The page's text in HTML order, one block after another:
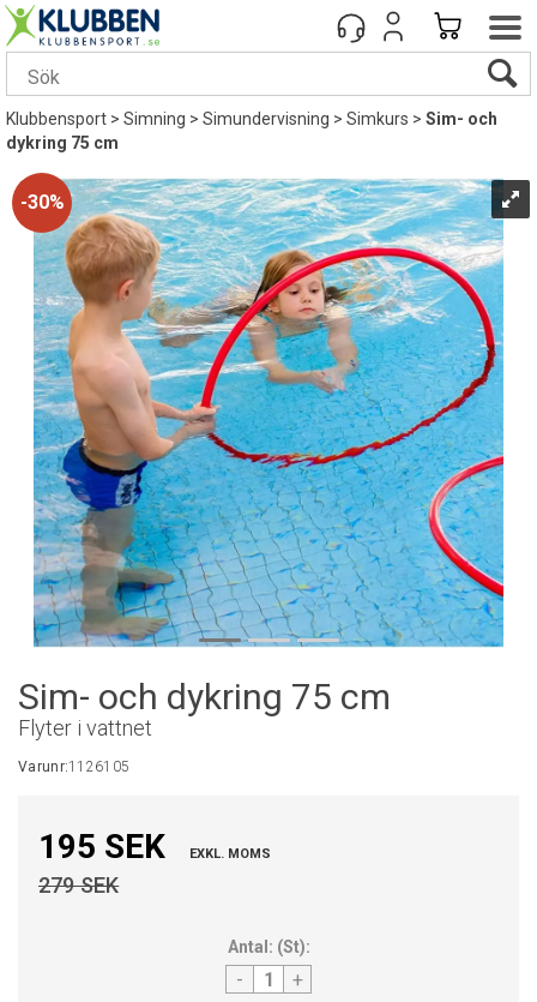
Klubbensport>Simning>Simundervisning>Simkurs>Sim- och
dykring 75 cm
30%
Sim- och dykring 75 cm
Flyter i vattnet
Varunr:1126105
195 SEK EXKL. MOMS
279 SEK
Antal: (St):
- +